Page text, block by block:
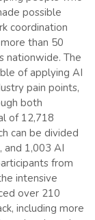
possible
coordination
than 50
nationwide. The
of applying AI
pain points,
both
of 12,718
can be divided
and 1,003 AI
from
intensive
over 210
including more